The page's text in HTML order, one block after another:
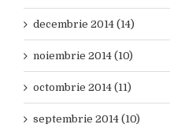
decembrie 2014 (14)
noiembrie 2014 (10)
octombrie 2014 (11)
septembrie 2014 (10)